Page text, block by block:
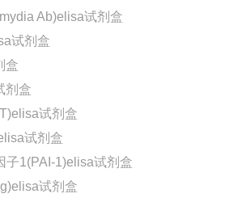
Ab)elisa试剂盒
试剂盒
盒
剂盒
试剂盒
试剂盒
子1(PAI-1)elisa试剂盒
试剂盒